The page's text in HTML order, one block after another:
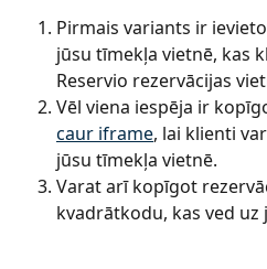
Pirmais variants ir
jūsu tīmekļa vietnē, kas
Reservio rezervācijas
Vēl viena iespēja ir
caur iframe, lai klienti
jūsu tīmekļa vietnē.
Varat arī kopīgot
kvadrātkodu, kas ved uz